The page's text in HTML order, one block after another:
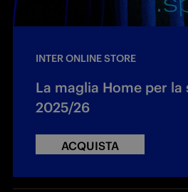
INTER ONLINE STORE
La maglia Home per la
2025/26
ACQUISTA